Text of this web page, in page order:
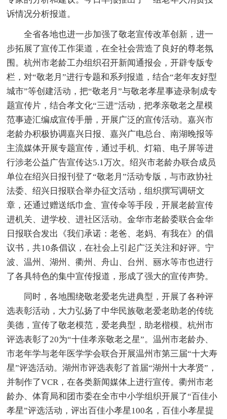
诉情况分析报道。
全省各地也进一步加强了敬老宣传改革创新，进一
步拓展了宣传工作渠道，在全社会营造了良好的尊老氛
围。杭州市老龄工办组织召开新闻通报会，开辟专版专
栏，对“敬老月”进行专题和系列报道，结合“老年友好型
城市”等创建活动，把“敬老月”与敬老孝星事迹录制成专
题宣传片，结合孝文化“三进”活动，把孝亲敬老之星模
范事迹汇编成宣传手册，开展广泛的宣传活动。嘉兴市
老龄办积极协调嘉兴日报、嘉兴广电总台、南湖晚报等
主流媒体开展专题宣传，通过手机、灯箱、电子屏等进
行涉老公益广告宣传达5.1万次。绍兴市老龄办联合成员
单位在绍兴日报刊登了“敬老月”活动专版，与市政协社
法委、绍兴日报联合举办征文活动，组织撰写调研文
章，还通过赠送纸巾盒、宣传伞等手段，开展老龄宣传
进机关、进学校、进社区活动。金华市老龄委联合金华
日报联合发出《我们承诺：老爸、老妈、有我在》的倡
议书，共10条倡议，在社会上引起广泛关注和好评。宁
波、温州、湖州、衢州、舟山、台州、丽水等市也进行
了各具特色的集中宣传报道，形成了强大的宣传声势。
同时，各地围绕敬老爱老先进典型，开展了各种评
选表彰活动，大力弘扬了中华民族敬老爱老助老的传统
美德，宣传了敬老模范，爱老典型，助老楷模。杭州市
评选表彰了20为“十佳孝亲敬老之星”。温州市老龄办、
市老年学与老年医学学会联合开展温州市第三届“十大寿
星”评选活动。湖州市评选表彰了首届“湖州十大孝贤”，
并制作了VCR，在各类新闻媒体上进行宣传。衢州市老
龄办、体育局和团市委在全市中小学组织开展了“百佳小
孝星”评选活动，评出百佳小孝星100名，百佳小孝星提